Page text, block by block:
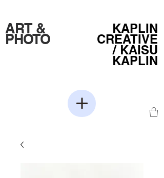
KAPLIN
CREATIVE
/KAISU
KAPLIN
ART &
PHOTO